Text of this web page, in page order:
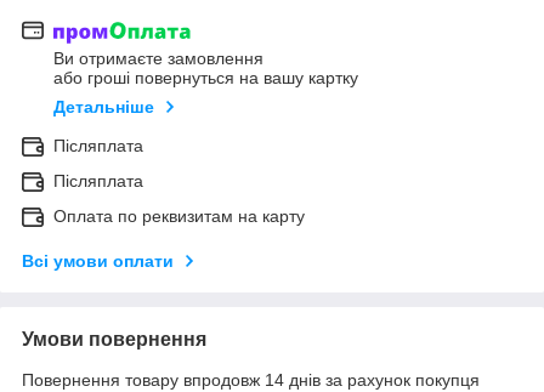
Ви отримаєте замовлення
або гроші повернуться на вашу картку
Детальніше
Післяплата
Післяплата
Оплата по реквизитам на карту
Всі умови оплати
Умови повернення
Повернення товару впродовж 14 днів за рахунок покупця